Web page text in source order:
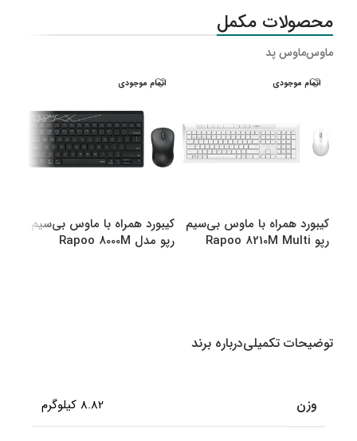
محصولات مکمل
ماوسماوس پد
اتمام موجودی
کیبورد همراه با ماوس بی‌سیم
رپو Rapoo 8210M Multi
اتمام موجودی
کیبورد همراه با ماوس بی‌سیم
رپو مدل Rapoo 8000M
توضیحات تکمیلیدرباره برند
وزن 8.82 کیلوگرم